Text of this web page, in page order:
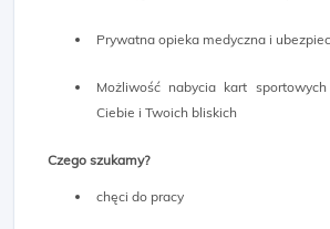
Prywatna opieka medyczna i
Możliwość nabycia kart
Ciebie i Twoich bliskich
Czego szukamy?
chęci do pracy